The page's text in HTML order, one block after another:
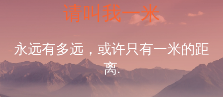
请叫我一米
永远有多远，或许只有一米的距
离.